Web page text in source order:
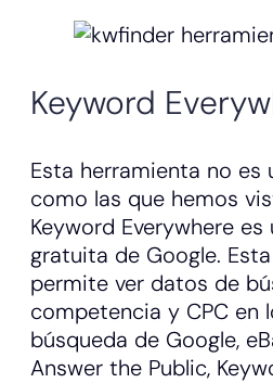
Keyword
Esta herramienta no es
como las que hemos
Keyword Everywhere
gratuita de Google.
permite ver datos de
competencia y CPC en
búsqueda de Google,
Answer the Public,